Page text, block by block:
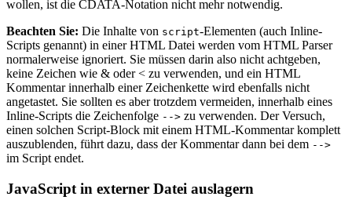
wollen, ist die CDATA-Notation nicht mehr notwendig.
Beachten Sie: Die Inhalte von script-Elementen (auch Inline-
Scripts genannt) in einer HTML Datei werden vom HTML Parser
normalerweise ignoriert. Sie müssen darin also nicht achtgeben,
keine Zeichen wie & oder < zu verwenden, und ein HTML
Kommentar innerhalb einer Zeichenkette wird ebenfalls nicht
angetastet. Sie sollten es aber trotzdem vermeiden, innerhalb eines
Inline-Scripts die Zeichenfolge --> zu verwenden. Der Versuch,
einen solchen Script-Block mit einem HTML-Kommentar komplett
auszublenden, führt dazu, dass der Kommentar dann bei dem -->
im Script endet.
JavaScript in externer Datei auslagern